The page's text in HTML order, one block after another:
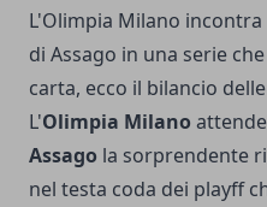
L'Olimpia Milano
di Assago in una serie
carta, ecco il bilancio
L'Olimpia Milano
Assago la sorprendente
nel testa coda dei playff